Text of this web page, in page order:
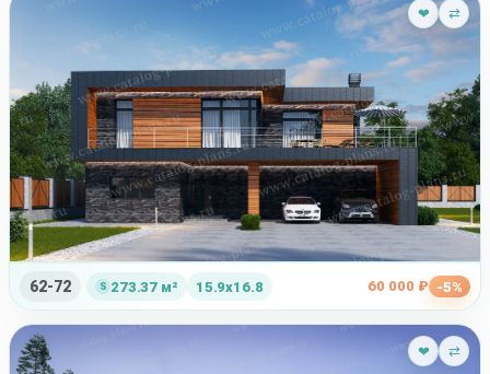
❤ ⇄
62-72 273.37 м² 15.9x16.8 60 000 ₽ -5%
❤ ⇄